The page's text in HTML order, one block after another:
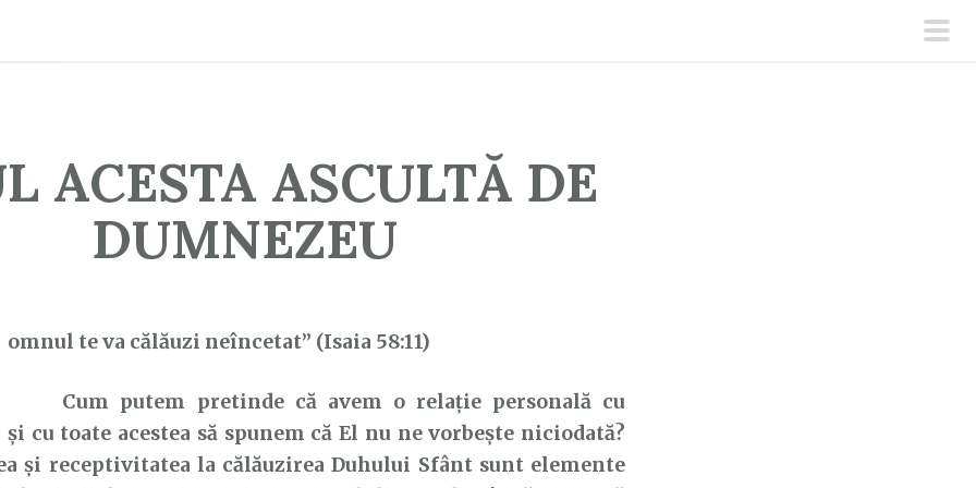
ACESTA ASCULTĂ DE
DUMNEZEU
omnul te va călăuzi neîncetat” (Isaia 58:11)
Cum putem pretinde că avem o relație personală cu
și cu toate acestea să spunem că El nu ne vorbește niciodată?
și receptivitatea la călăuzirea Duhului Sfânt sunt elemente